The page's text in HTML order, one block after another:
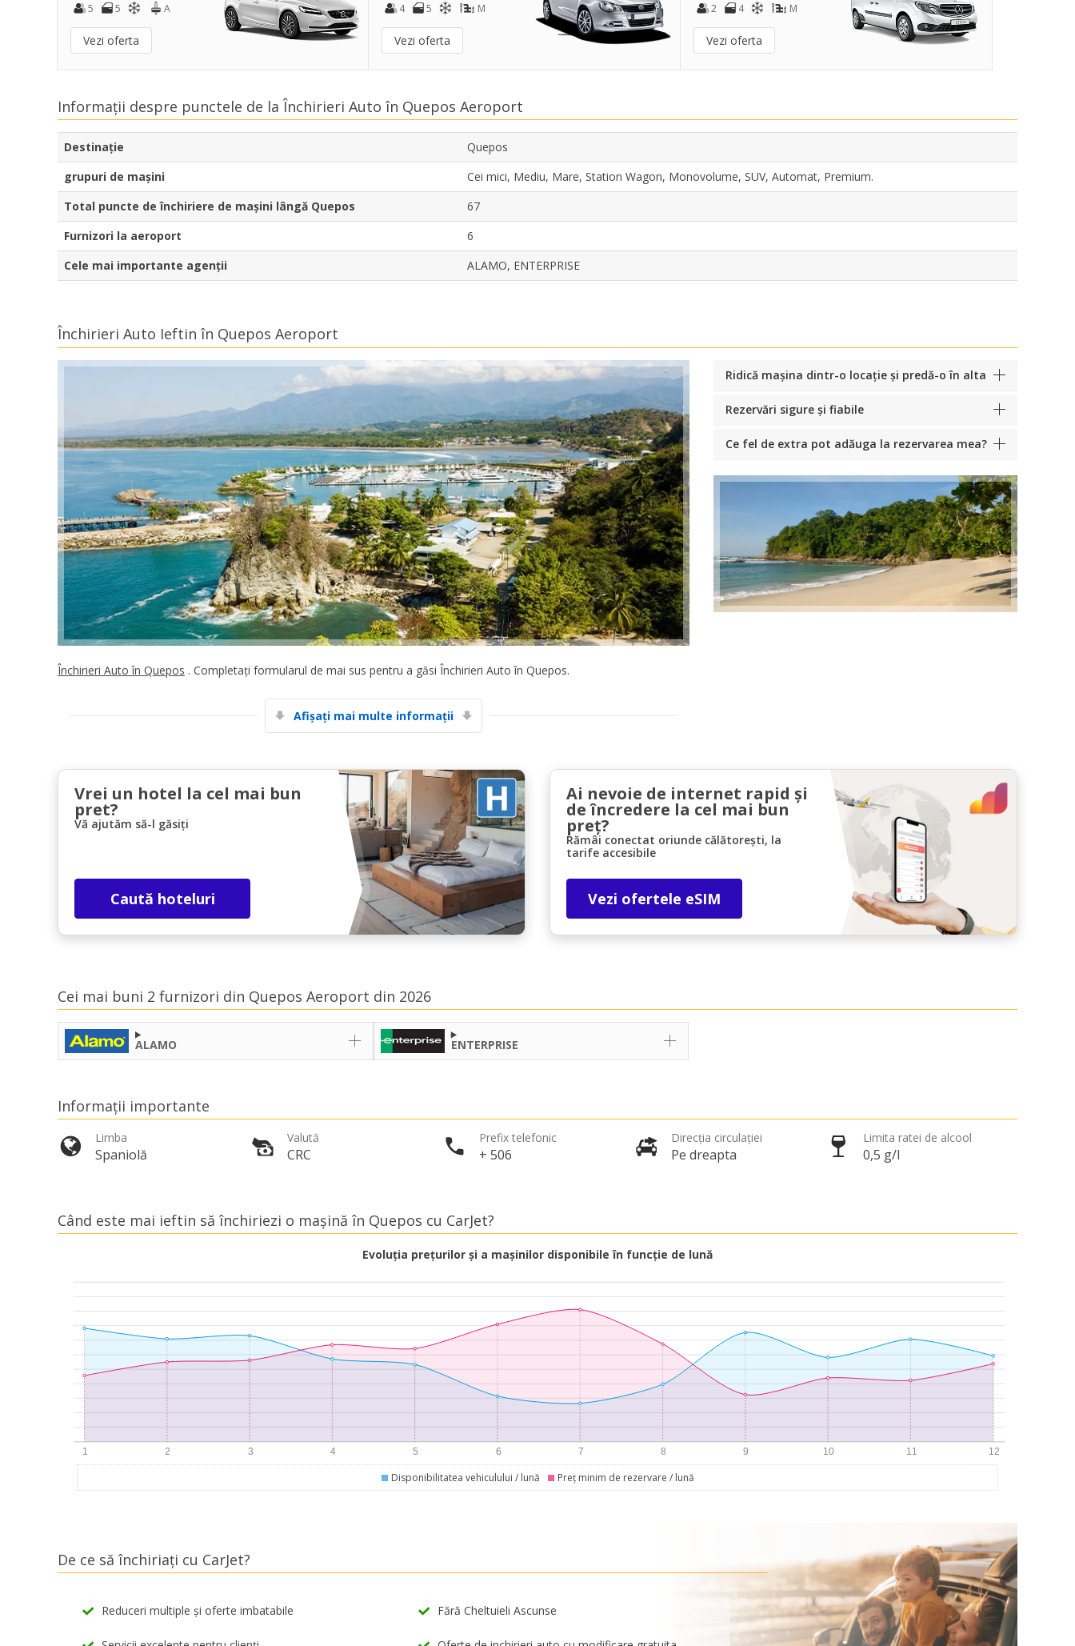
5
5 A
Vezi oferta
4
5 M
Vezi oferta
2
4 M
Vezi oferta
Informații despre punctele de la Închirieri Auto în Quepos Aeroport
Destinaţie
Quepos
grupuri de mașini
Cei mici, Mediu, Mare, Station Wagon, Monovolume, SUV, Automat, Premium.
Total puncte de închiriere de mașini lângă Quepos
67
Furnizori la aeroport
6
Cele mai importante agenții
ALAMO, ENTERPRISE
Închirieri Auto Ieftin în Quepos Aeroport
Închirieri Auto în Quepos . Completați formularul de mai sus pentru a găsi Închirieri Auto în Quepos.
Afișați mai multe informații
Ridică mașina dintr-o locație și predă-o în alta
Rezervări sigure și fiabile
Ce fel de extra pot adăuga la rezervarea mea?
Vrei un hotel la cel mai bun
pret?
Vă ajutăm să-l găsiți
Caută hoteluri
Ai nevoie de internet rapid și
de încredere la cel mai bun
preț?
Rămâi conectat oriunde călătorești, la
tarife accesibile
Vezi ofertele eSIM
Cei mai buni 2 furnizori din Quepos Aeroport din 2026
ALAMO ENTERPRISE
Informații importante
Limba
Spaniolă
Valută
CRC
Prefix telefonic
+ 506
Direcția circulației
Pe dreapta
Limita ratei de alcool
0,5 g/l
Când este mai ieftin să închiriezi o mașină în Quepos cu CarJet?
Evoluția prețurilor și a mașinilor disponibile în funcție de lună
Disponibilitatea vehiculului / lună Preț minim de rezervare / lună
De ce să închiriați cu CarJet?
Reduceri multiple și oferte imbatabile Fără Cheltuieli Ascunse
Economii de top
Accesați ofertele exclusive ale furnizorilor
Autentificare cu eLink